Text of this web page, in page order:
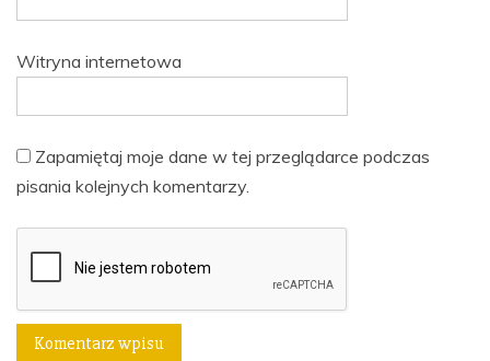
Witryna internetowa
Zapamiętaj moje dane w tej przeglądarce podczas
pisania kolejnych komentarzy.